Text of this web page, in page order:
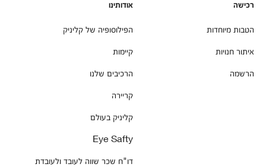
רכישה
הטבות מיוחדות
איתור חנויות
הרשמה
אודותינו
הפילוסופיה של קליניק
קיימות
הרכיבים שלנו
קריירה
קליניק בעולם
Eye Safty
דו"ח שכר שווה לעובד ולעובדת